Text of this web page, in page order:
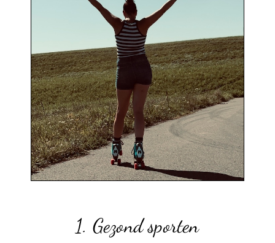
1. Gezond sporten